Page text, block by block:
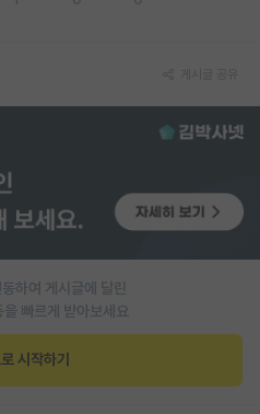
하여 게시글에 달린
빠르게 받아보세요
시작하기